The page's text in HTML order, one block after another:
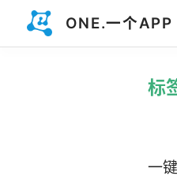
ONE.一个APP
标
一